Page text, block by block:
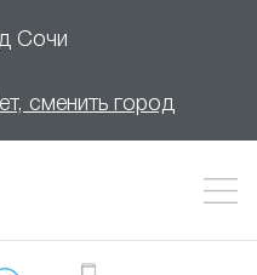
Сочи
сменить город